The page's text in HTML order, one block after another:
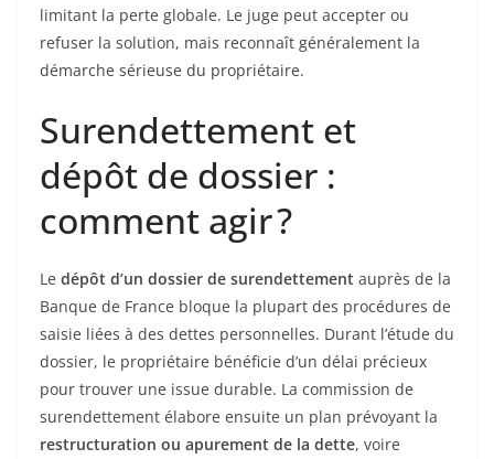
limitant la perte globale. Le juge peut accepter ou
refuser la solution, mais reconnaît généralement la
démarche sérieuse du propriétaire.
Surendettement et
dépôt de dossier :
comment agir ?
Le dépôt d’un dossier de surendettement auprès de la
Banque de France bloque la plupart des procédures de
saisie liées à des dettes personnelles. Durant l’étude du
dossier, le propriétaire bénéficie d’un délai précieux
pour trouver une issue durable. La commission de
surendettement élabore ensuite un plan prévoyant la
restructuration ou apurement de la dette, voire